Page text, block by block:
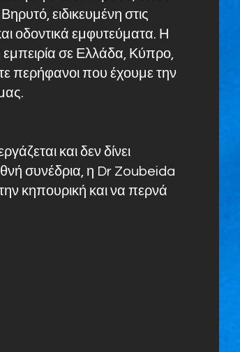
Βηρυτό, ειδικευμένη στις
οδοντικά εμφυτεύματα. Η
εμπειρία σε Ελλάδα, Κύπρο,
περήφανοι που έχουμε την
και δεν δίνει
συνέδρια, η Dr Zoubeida
κηπουρική και να περνά